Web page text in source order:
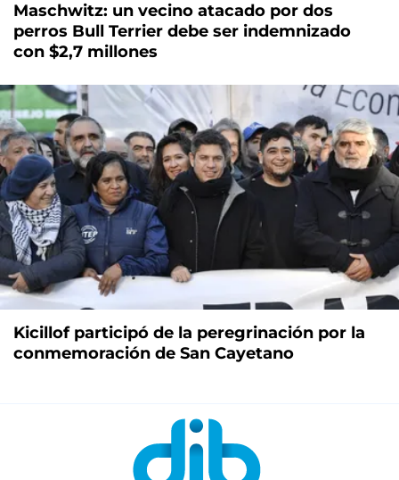
Maschwitz: un vecino atacado por dos
perros Bull Terrier debe ser indemnizado
con $2,7 millones
Kicillof participó de la peregrinación por la
conmemoración de San Cayetano